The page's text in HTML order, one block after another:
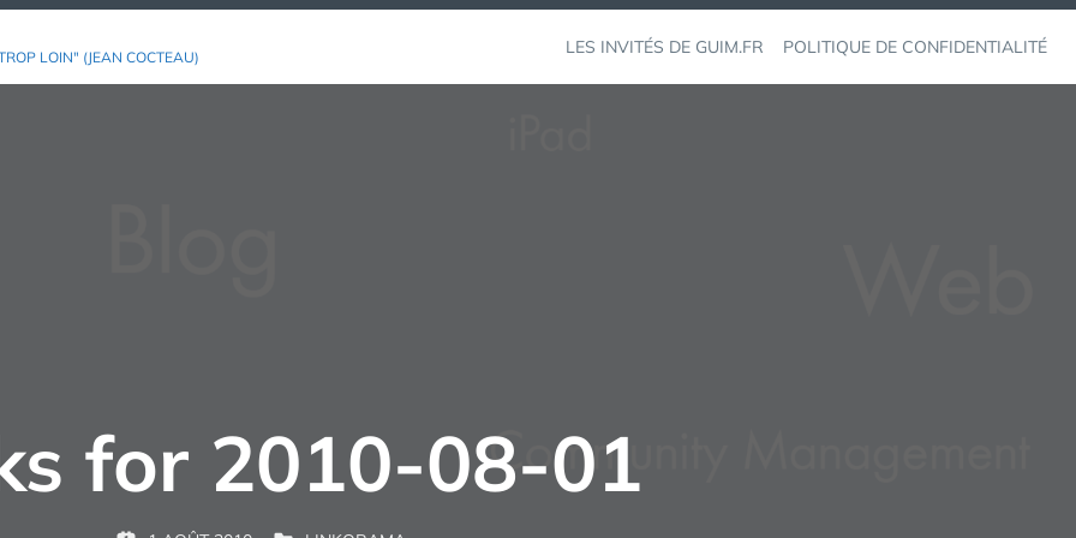
LOIN" (JEAN COCTEAU) LES INVITÉS DE GUIM.FR POLITIQUE DE CONFIDENTIALITÉ
for 2010-08-01